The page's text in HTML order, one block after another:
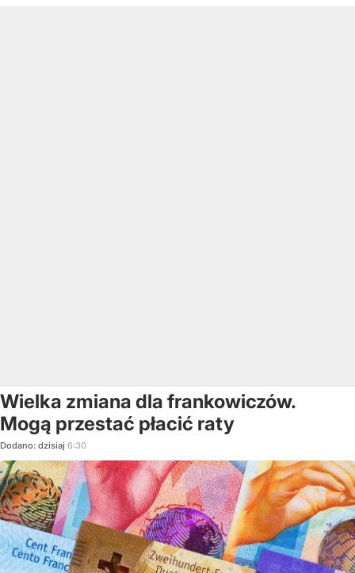
Wielka zmiana dla frankowiczów.
Mogą przestać płacić raty
Dodano: dzisiaj 6:30